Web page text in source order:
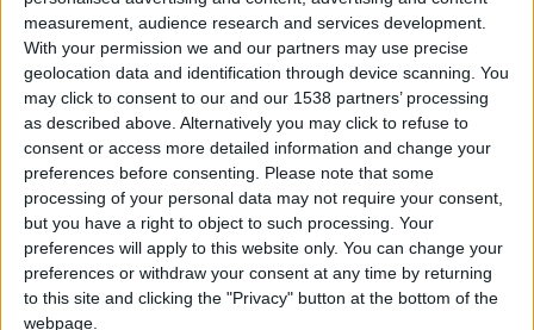
measurement, audience research and services development.
With your permission we and our partners may use precise
geolocation data and identification through device scanning. You
may click to consent to our and our 1538 partners’ processing
as described above. Alternatively you may click to refuse to
consent or access more detailed information and change your
preferences before consenting.
Please note that some
processing of your personal data may not require your consent,
but you have a right to object to such processing. Your
preferences will apply to this website only. You can change your
preferences or withdraw your consent at any time by returning
to this site and clicking the "Privacy" button at the bottom of the
webpage.
Entrar en las mejores puntuaciones del mes
+2 hace 2 días Terminar una partida
+2 hace un mes Terminar una partida
+40
Entrar en las mejores puntuaciones del mes
+2 hace un mes Terminar una partida
+2 hace 2 meses Terminar una partida
+40 hace 2 meses
Entrar en las mejores puntuaciones del mes
cuando modifiques este texto.
Clubes de los cualesPixiethes miembro (0/2)
Pixieth no pertenece a ningún club
Miembro desde: : 17-04-2024
Comentarios :0